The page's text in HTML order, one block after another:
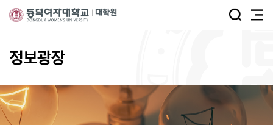
주메뉴 바로가기
본문 바로가기
정보광장